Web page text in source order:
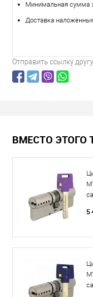
Минимальная сумма
Доставка
Отправить ссылку другу
ВМЕСТО ЭТОГО
5